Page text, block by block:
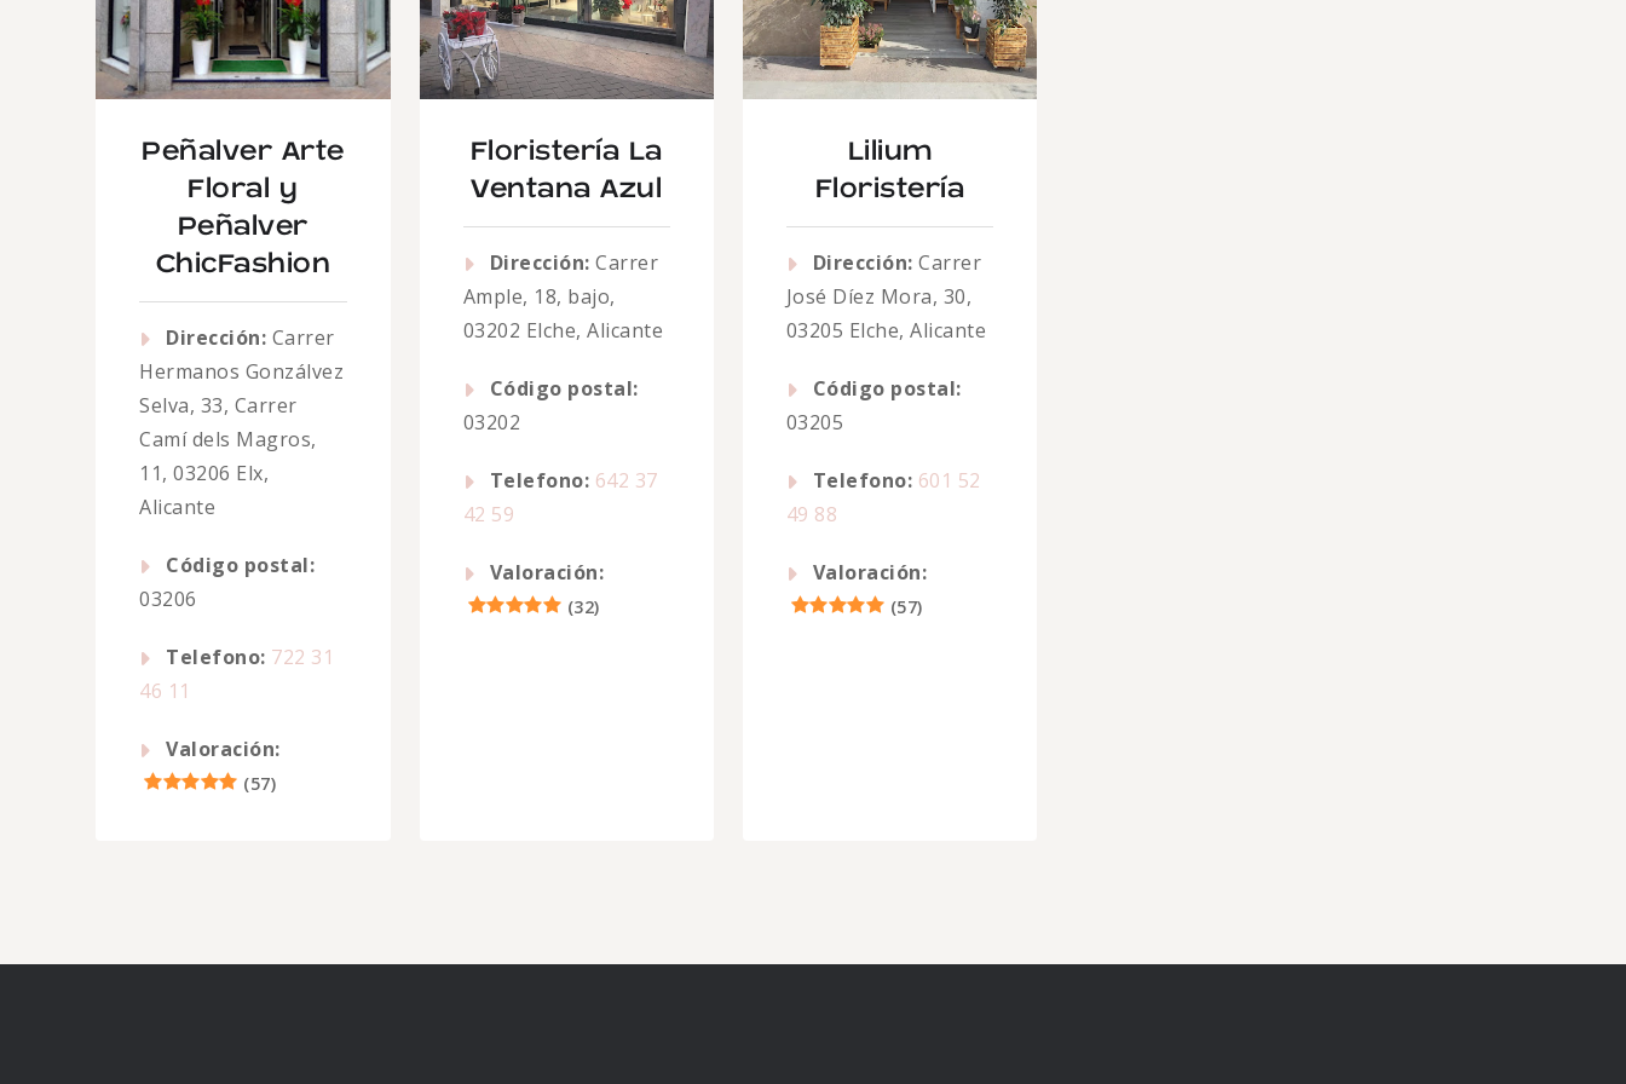
Peñalver Arte
Floral y
Peñalver
ChicFashion
Dirección: Carrer
Hermanos Gonzálvez
Selva, 33, Carrer
Camí dels Magros,
11, 03206 Elx,
Alicante
Código postal:
03206
Telefono: 722 31
46 11
Valoración:
(57)
Floristería La
Ventana Azul
Dirección: Carrer
Ample, 18, bajo,
03202 Elche, Alicante
Código postal:
03202
Telefono: 642 37
42 59
Valoración:
(32)
Lilium
Floristería
Dirección: Carrer
José Díez Mora, 30,
03205 Elche, Alicante
Código postal:
03205
Telefono: 601 52
49 88
Valoración:
(57)